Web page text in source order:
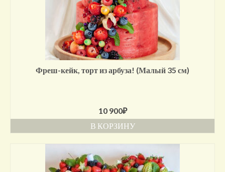
Фреш-кейк, торт из арбуза! (Малый 35 см)
10 900₽
В КОРЗИНУ